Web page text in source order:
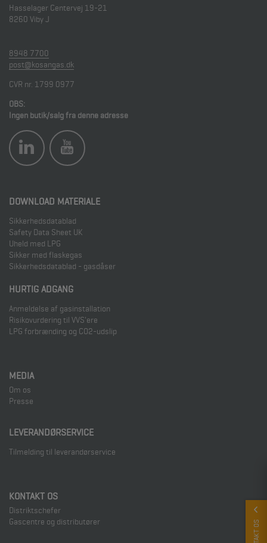
Hasselager Centervej 19-21
8260 Viby J
8948 7700
post@kosangas.dk
CVR nr. 1799 0977
OBS:
Ingen butik/salg fra denne adresse
DOWNLOAD MATERIALE
Sikkerhedsdatablad
Safety Data Sheet UK
Uheld med LPG
Sikker med flaskegas
Sikkerhedsdatablad - gasdåser
HURTIG ADGANG
Anmeldelse af gasinstallation
Risikovurdering til VVS'ere
LPG forbrænding og CO2-udslip
MEDIA
Om os
Presse
LEVERANDØRSERVICE
Tilmelding til leverandørservice
KONTAKT OS
Distriktschefer
Gascentre og distributører